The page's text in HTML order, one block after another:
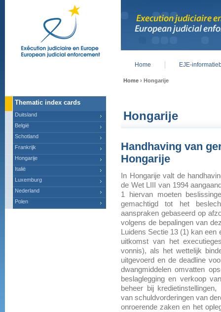
Home › Hongarije
Hongarije
Handhaving van
Hongarije
In Hongarije valt de
de Wet LIII van 1994
1 hiervan moeten
gemachtigd tot het
aanspraken gebaseerd op
volgens de bepalingen van
Luidens Sectie 13 (1) kan
uitkomst van het
vonnis), als het wettelijk
uitgevoerd en de deadline
dwangmiddelen omvatten
beslaglegging en verkoop
beheer bij
van schuldvorderingen van
onroerende zaken en het
Home EJE-
Thematic index cards
Duitsland
België
Schotland
Frankrijk
Hongarije
Italië
Luxemburg
Nederland
Polen